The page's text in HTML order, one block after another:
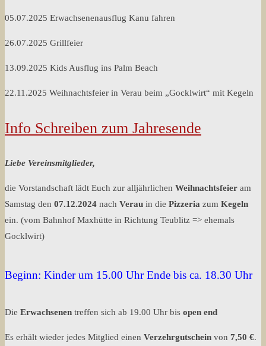
05.07.2025 Erwachsenenausflug Kanu fahren
26.07.2025 Grillfeier
13.09.2025 Kids Ausflug ins Palm Beach
22.11.2025 Weihnachtsfeier in Verau beim „Gocklwirt“ mit Kegeln
Info Schreiben zum Jahresende
Liebe Vereinsmitglieder,
die Vorstandschaft lädt Euch zur alljährlichen Weihnachtsfeier am
Samstag den 07.12.2024 nach Verau in die Pizzeria zum Kegeln
ein. (vom Bahnhof Maxhütte in Richtung Teublitz => ehemals
Gocklwirt)
Beginn: Kinder um 15.00 Uhr Ende bis ca. 18.30 Uhr
Die Erwachsenen treffen sich ab 19.00 Uhr bis open end
Es erhält wieder jedes Mitglied einen Verzehrgutschein von 7,50 €.